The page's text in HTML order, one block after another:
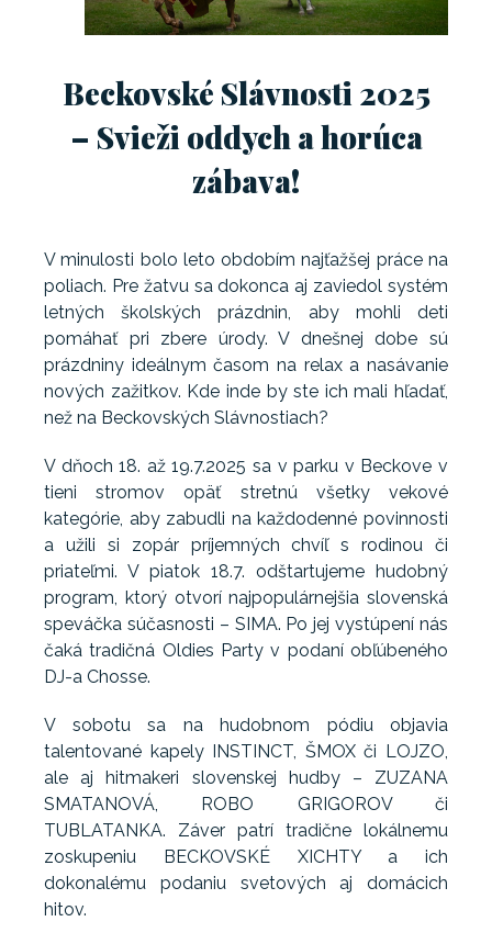
Beckovské Slávnosti 2025
– Svieži oddych a horúca
zábava!
V minulosti bolo leto obdobím najťažšej práce na
poliach. Pre žatvu sa dokonca aj zaviedol systém
letných školských prázdnin, aby mohli deti
pomáhať pri zbere úrody. V dnešnej dobe sú
prázdniny ideálnym časom na relax a nasávanie
nových zažitkov. Kde inde by ste ich mali hľadať,
než na Beckovských Slávnostiach?
V dňoch 18. až 19.7.2025 sa v parku v Beckove v
tieni stromov opäť stretnú všetky vekové
kategórie, aby zabudli na každodenné povinnosti
a užili si zopár príjemných chvíľ s rodinou či
priateľmi. V piatok 18.7. odštartujeme hudobný
program, ktorý otvorí najpopulárnejšia slovenská
speváčka súčasnosti – SIMA. Po jej vystúpení nás
čaká tradičná Oldies Party v podaní obľúbeného
DJ-a Chosse.
V sobotu sa na hudobnom pódiu objavia
talentované kapely INSTINCT, ŠMOX či LOJZO,
ale aj hitmakeri slovenskej hudby – ZUZANA
SMATANOVÁ, ROBO GRIGOROV či
TUBLATANKA. Záver patrí tradične lokálnemu
zoskupeniu BECKOVSKÉ XICHTY a ich
dokonalému podaniu svetových aj domácich
hitov.